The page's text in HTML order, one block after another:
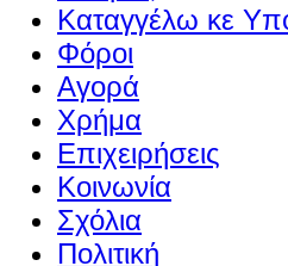
Καταγγέλω κε
Φόροι
Αγορά
Χρήμα
Επιχειρήσεις
Κοινωνία
Σχόλια
Πολιτική